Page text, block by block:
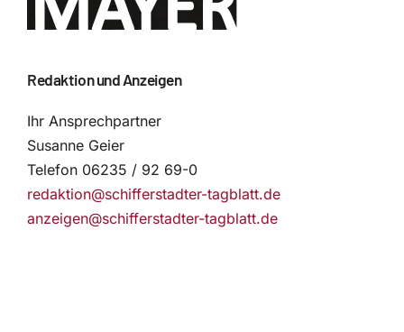
Redaktion und Anzeigen
Ihr Ansprechpartner
Susanne Geier
Telefon 06235 / 92 69-0
redaktion@schifferstadter-tagblatt.de
anzeigen@schifferstadter-tagblatt.de